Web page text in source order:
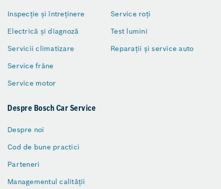
Inspecție și întreținere
Electrică și diagnoză
Servicii climatizare
Service frâne
Service motor
Service roți
Test lumini
Reparații și service auto
Despre Bosch Car Service
Despre noi
Cod de bune practici
Parteneri
Managementul calității